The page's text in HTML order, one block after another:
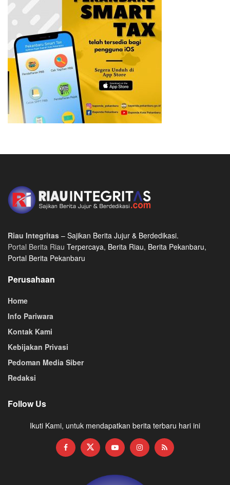
Riau Integritas – Sajikan Berita Jujur & Berdedikasi.
Portal Berita Riau Terpercaya, Berita Riau, Berita Pekanbaru,
Portal Berita Pekanbaru
Perusahaan
Home
Info Pariwara
Kontak Kami
Kebijakan Privasi
Pedoman Media Siber
Redaksi
Follow Us
Ikuti Kami, untuk mendapatkan berita terbaru hari ini